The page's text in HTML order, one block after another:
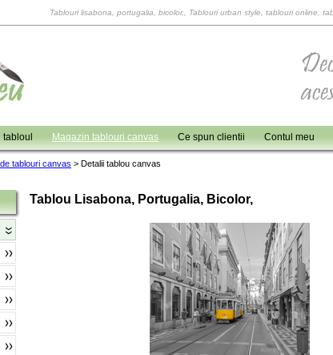
Tablouri lisabona, portugalia, bicolor,, Tablouri urban style, tablouri online,
Magazin tablouri canvas Ce spun clientii Contul meu
tablouri canvas > Detalii tablou canvas
Tablou Lisabona, Portugalia, Bicolor,